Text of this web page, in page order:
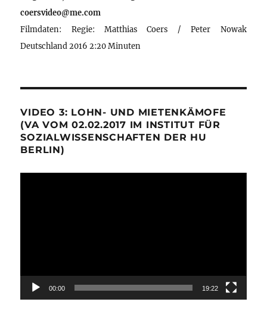
coersvideo@me.com
Filmdaten: Regie: Matthias Coers / Peter Nowak
Deutschland 2016 2:20 Minuten
VIDEO 3: LOHN- UND MIETENKÄMOFE
(VA VOM 02.02.2017 IM INSTITUT FÜR
SOZIALWISSENSCHAFTEN DER HU
BERLIN)
00:00 19:22